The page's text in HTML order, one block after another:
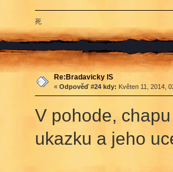
死
Re:Bradavicky IS
« Odpověď #24 kdy: Květen 11, 2014,
V pohode,
ukazku a jeho